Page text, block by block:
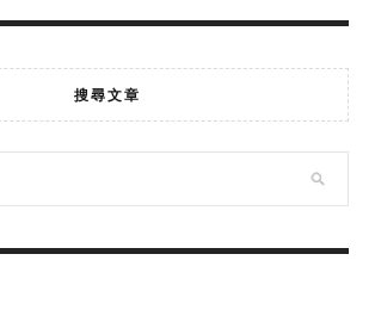
搜尋文章